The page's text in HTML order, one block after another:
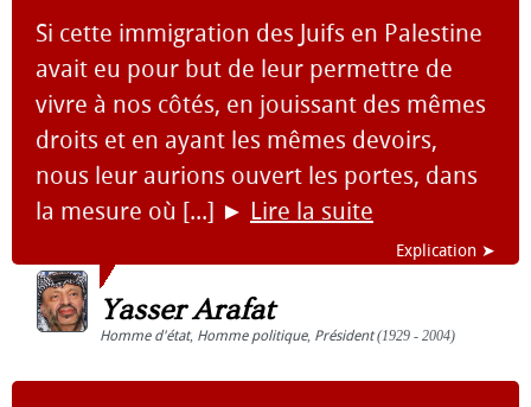
Si cette immigration des Juifs en Palestine
avait eu pour but de leur permettre de
vivre à nos côtés, en jouissant des mêmes
droits et en ayant les mêmes devoirs,
nous leur aurions ouvert les portes, dans
la mesure où [...] ► Lire la suite
Explication ➤
Yasser Arafat
Homme d'état, Homme politique, Président(1929 - 2004)